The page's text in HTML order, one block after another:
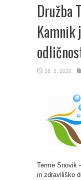
Družba
26. 2. 2020
Terme Snovik
in zdraviliško